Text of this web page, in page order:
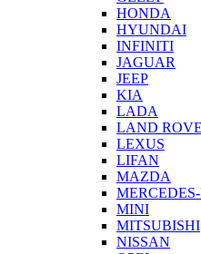
HONDA
HYUNDAI
INFINITI
JAGUAR
JEEP
KIA
LADA
LAND
LEXUS
LIFAN
MAZDA
MINI
MITSUBISHI
NISSAN